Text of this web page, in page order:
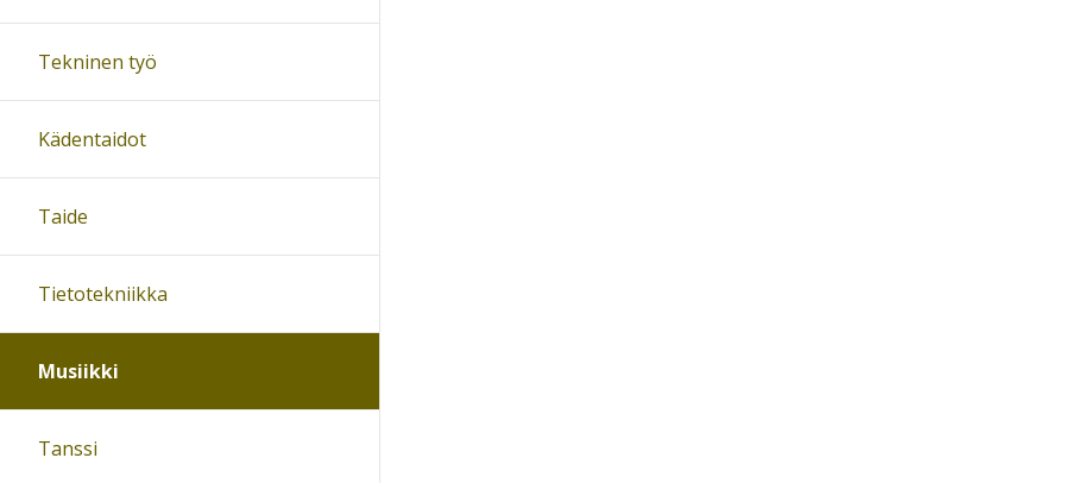
Tekninen työ
Kädentaidot
Taide
Tietotekniikka
Musiikki
Tanssi